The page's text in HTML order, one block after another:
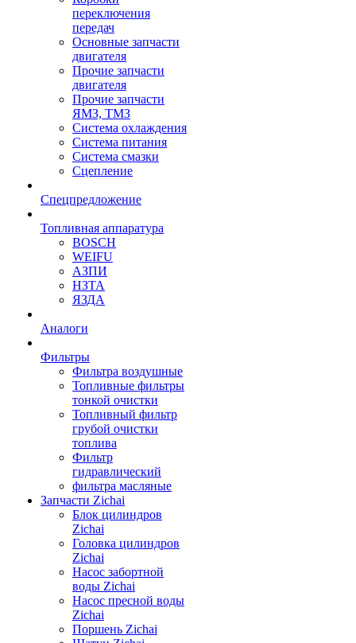
переключения
передач
Основные запчасти
двигателя
Прочие запчасти
двигателя
Прочие запчасти
ЯМЗ, ТМЗ
Система охлаждения
Система питания
Система смазки
Сцепление
Спецпредложение
Топливная аппаратура
BOSCH
WEIFU
АЗПИ
НЗТА
ЯЗДА
Аналоги
Фильтры
Фильтра воздушные
Топливные фильтры
тонкой очистки
Топливный фильтр
грубой очистки
топлива
Фильтр
гидравлический
фильтра масляные
Запчасти Zichai
Блок цилиндров
Zichai
Головка цилиндров
Zichai
Насос забортной
воды Zichai
Насос пресной воды
Zichai
Поршень Zichai